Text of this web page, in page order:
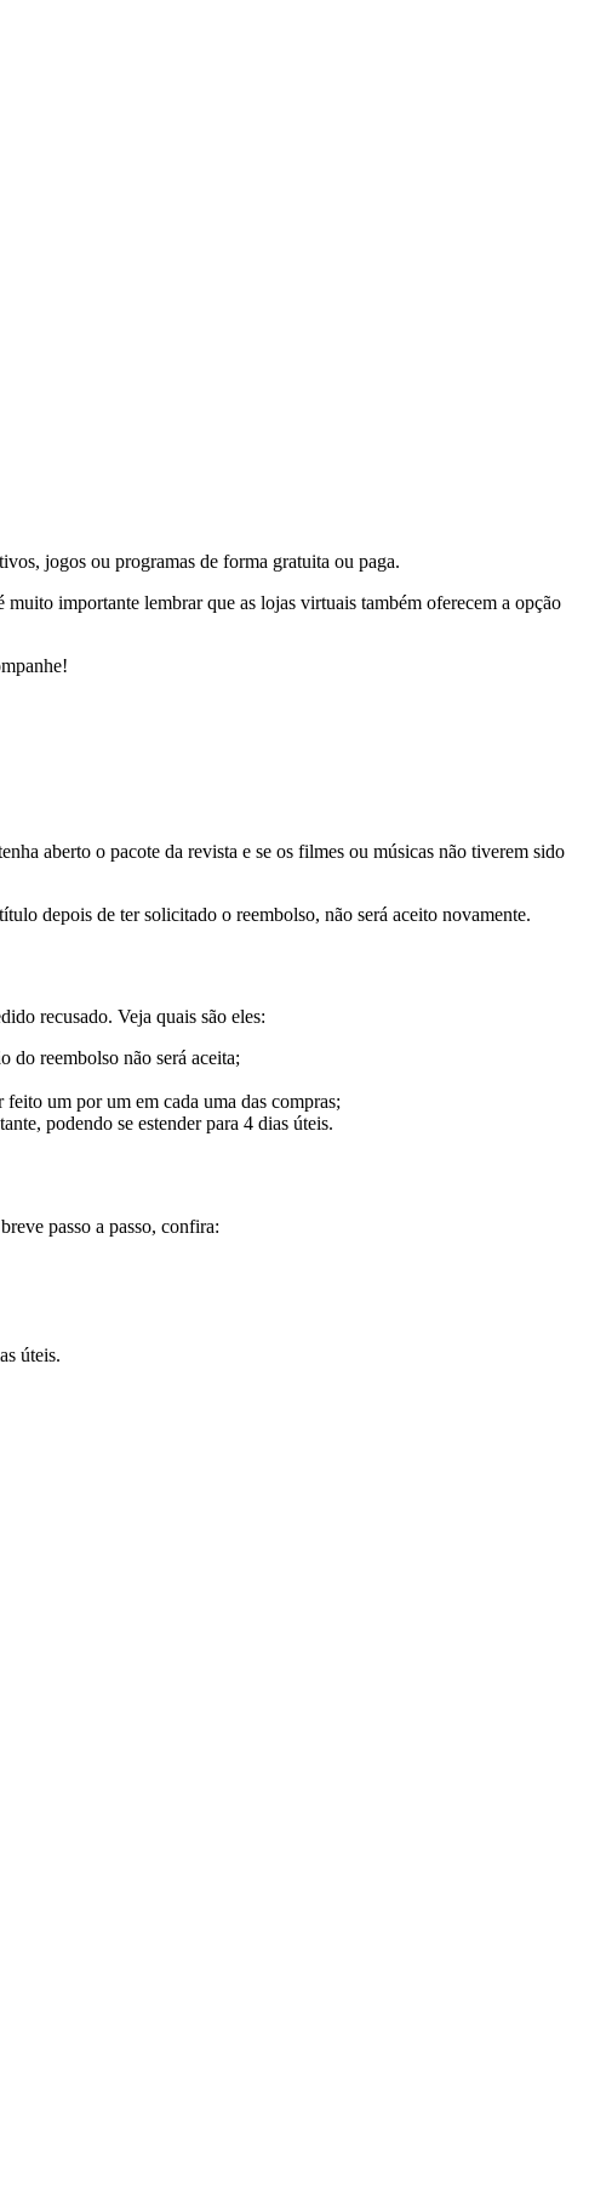
jogos ou programas de forma gratuita ou paga.
importante lembrar que as lojas virtuais também oferecem a opção
aberto o pacote da revista e se os filmes ou músicas não tiverem sido
depois de ter solicitado o reembolso, não será aceito novamente.
recusado. Veja quais são eles:
do reembolso não será aceita;
um por um em cada uma das compras;
podendo se estender para 4 dias úteis.
passo a passo, confira:
úteis.